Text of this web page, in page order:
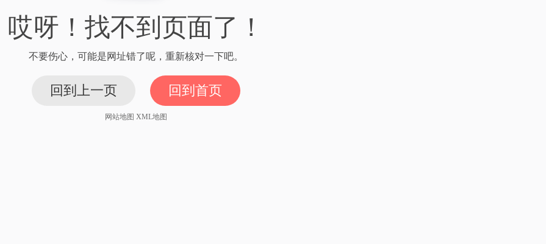
哎呀！找不到页面了！
不要伤心，可能是网址错了呢，重新核对一下吧。
回到上一页 回到首页
网站地图 XML地图